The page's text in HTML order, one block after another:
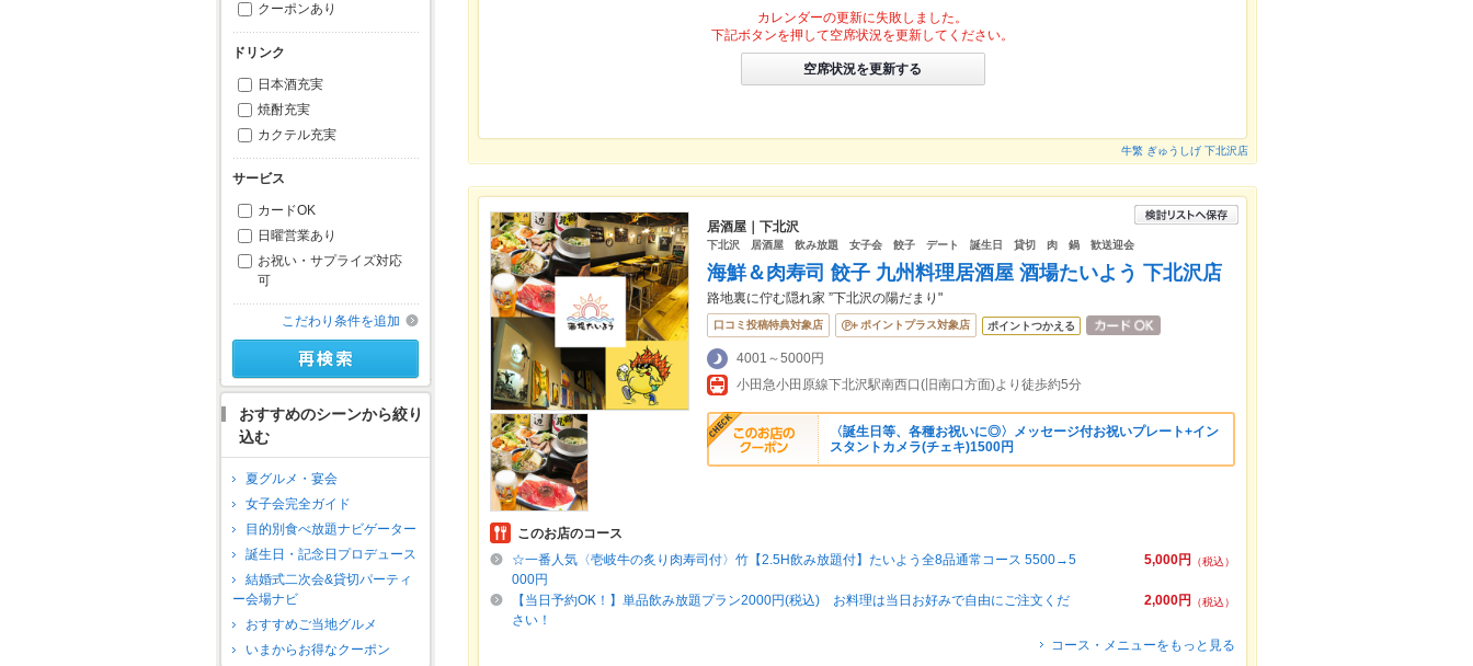
クーポンあり
ドリンク
日本酒充実
焼酎充実
カクテル充実
サービス
カードOK
日曜営業あり
お祝い・サプライズ対応
可
こだわり条件を追加
おすすめのシーンから絞り
込む
夏グルメ・宴会
女子会完全ガイド
目的別食べ放題ナビゲーター
誕生日・記念日プロデュース
結婚式二次会&貸切パーティ
ー会場ナビ
おすすめご当地グルメ
いまからお得なクーポン
カレンダーの更新に失敗しました。
下記ボタンを押して空席状況を更新してください。
空席状況を更新する
牛繁 ぎゅうしげ 下北沢店
居酒屋｜下北沢
下北沢 居酒屋 飲み放題 女子会 餃子 デート 誕生日 貸切 肉 鍋 歓送迎会
海鮮＆肉寿司 餃子 九州料理居酒屋 酒場たいよう 下北沢店
路地裏に佇む隠れ家 ”下北沢の陽だまり"
口コミ投稿特典対象店 ポイントプラス対象店 ポイントつかえる
4001～5000円
小田急小田原線下北沢駅南西口(旧南口方面)より徒歩約5分
〈誕生日等、各種お祝いに◎〉メッセージ付お祝いプレート+イン
スタントカメラ(チェキ)1500円
このお店のコース
5,000円
（税込）
☆一番人気〈壱岐牛の炙り肉寿司付〉竹【2.5H飲み放題付】たいよう全8品通常コース 5500→5
000円
2,000円
（税込）
【当日予約OK！】単品飲み放題プラン2000円(税込) お料理は当日お好みで自由にご注文くだ
さい！
コース・メニューをもっと見る